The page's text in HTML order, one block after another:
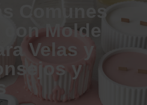
Comunes
Molde
Velas y
y